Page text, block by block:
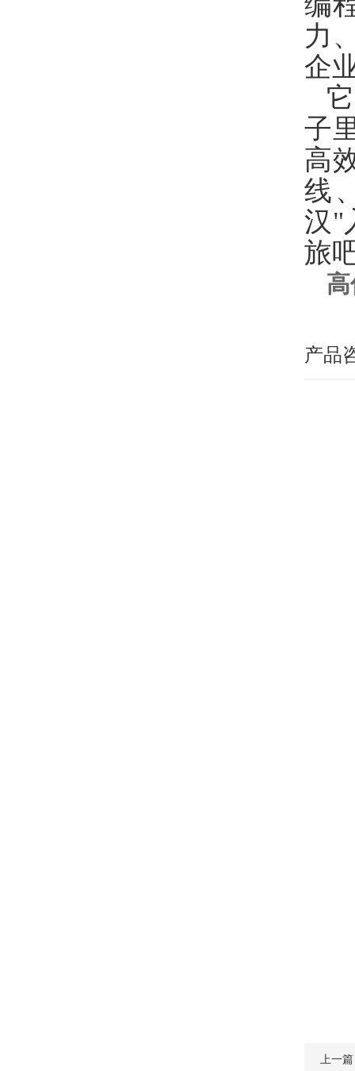
力
企
子
高
线
汉"
旅
产品
上一